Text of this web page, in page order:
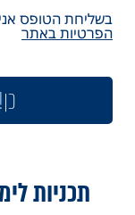
בשליחת הטופס
הפרטיות באתר
תכניות